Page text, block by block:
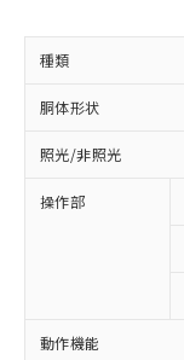
種類
胴体形状
照光/非照光
操作部
動作機能